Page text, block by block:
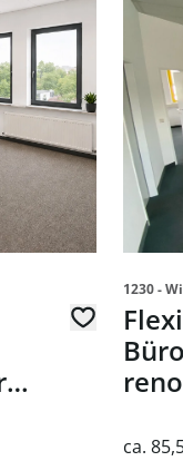
1230 -
ca.